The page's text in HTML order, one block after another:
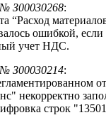
№ З00030268:
“Расход
ошибкой,
учет НДС.
№ З00030214:
некорректно
строк